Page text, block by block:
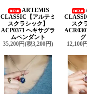
ARTEMIS
CLASSIC【アルテミ
スクラシック】
ACP0371 ヘキサグラ
ムペンダント
35,200円(税3,200円)
スク
12,100